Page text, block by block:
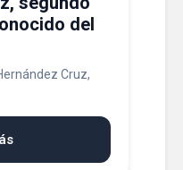
del
Cruz,